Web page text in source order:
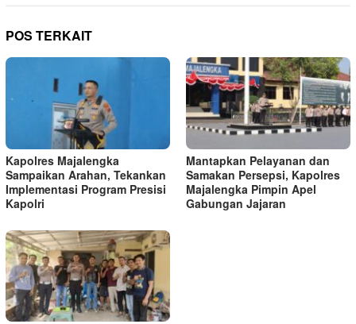
POS TERKAIT
Kapolres Majalengka
Sampaikan Arahan, Tekankan
Implementasi Program Presisi
Kapolri
Mantapkan Pelayanan dan
Samakan Persepsi, Kapolres
Majalengka Pimpin Apel
Gabungan Jajaran